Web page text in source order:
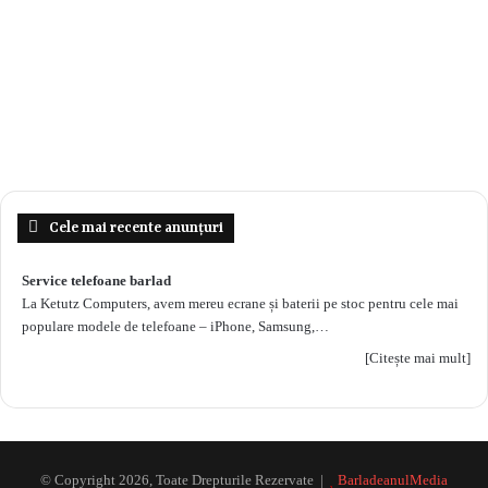
Cele mai recente anunțuri
Service telefoane barlad
La Ketutz Computers, avem mereu ecrane și baterii pe stoc pentru cele mai
populare modele de telefoane – iPhone, Samsung,…
[Citește mai mult]
© Copyright 2026, Toate Drepturile Rezervate | BarladeanulMedia